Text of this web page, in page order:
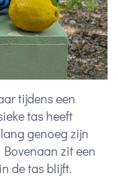
tijdens een
tas heeft
genoeg zijn
zit een
de tas blijft.